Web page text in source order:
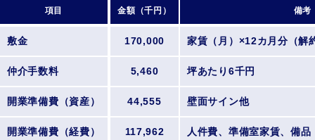
項目 金額（千円） 備考
敷金 170,000 家賃（月）×12カ月分（解
仲介手数料 5,460 坪あたり6千円
開業準備費（資産） 44,555 壁面サイン他
開業準備費（経費） 117,962 人件費、準備室家賃、備品